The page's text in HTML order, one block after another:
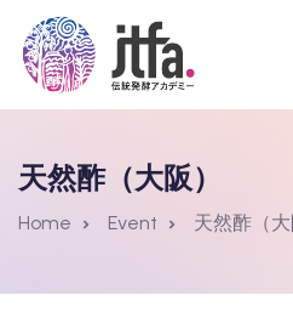
天然酢（大阪）
Home Event 天然酢（大